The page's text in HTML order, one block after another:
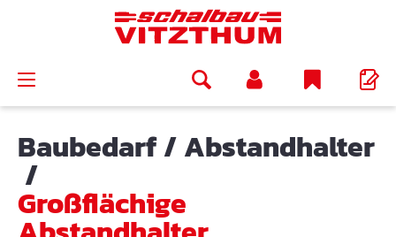
Baubedarf/Abstandhalter
/
Großflächige